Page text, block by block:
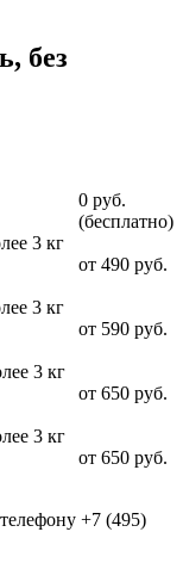
без
0 руб.
(бесплатно)
3 кг
от 490 руб.
3 кг
от 590 руб.
3 кг
от 650 руб.
3 кг
от 650 руб.
+7 (495)